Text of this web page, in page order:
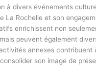
à divers événements
La Rochelle et son
enrichissent non
peuvent également
annexes contribuent
son image de